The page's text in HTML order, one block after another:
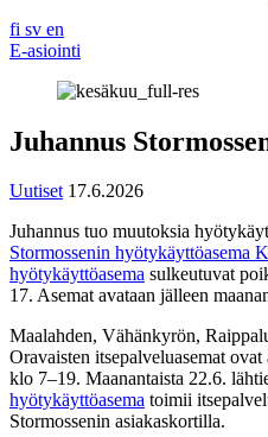
fi sv en
E-asiointi
Juhannus
Uutiset 17.6.2026
Juhannus tuo muutoksia
Stormossenin hyötykäyttöasema
hyötykäyttöasema sulkeutuvat
17. Asemat avataan jälleen
Maalahden, Vähänkyrön,
Oravaisten itsepalveluasemat
klo 7–19. Maanantaista 22.6.
hyötykäyttöasema toimii
Stormossenin asiakaskortilla.